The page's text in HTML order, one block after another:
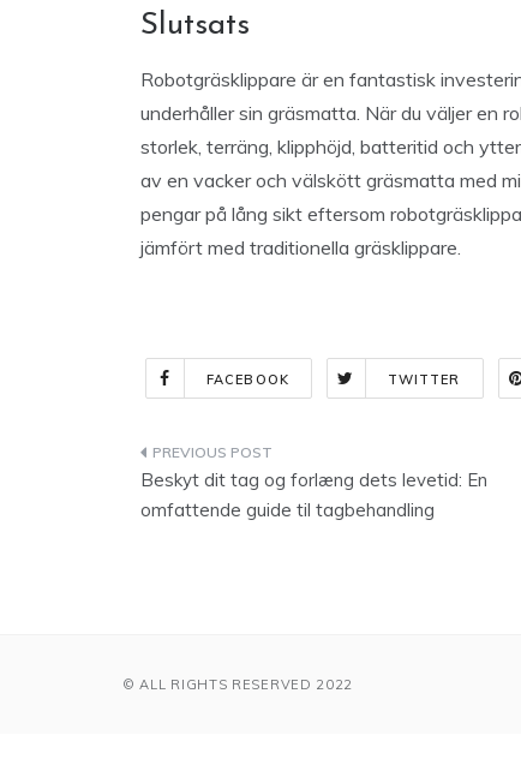
Slutsats
Robotgräsklippare är en fantastisk
underhåller sin gräsmatta. När du väljer en
storlek, terräng, klipphöjd, batteritid och
av en vacker och välskött gräsmatta med
pengar på lång sikt eftersom
jämfört med traditionella gräsklippare.
FACEBOOK TWITTER
Indlægsnavigation
Beskyt dit tag og forlæng dets levetid: En
omfattende guide til tagbehandling
© ALL RIGHTS RESERVED 2022